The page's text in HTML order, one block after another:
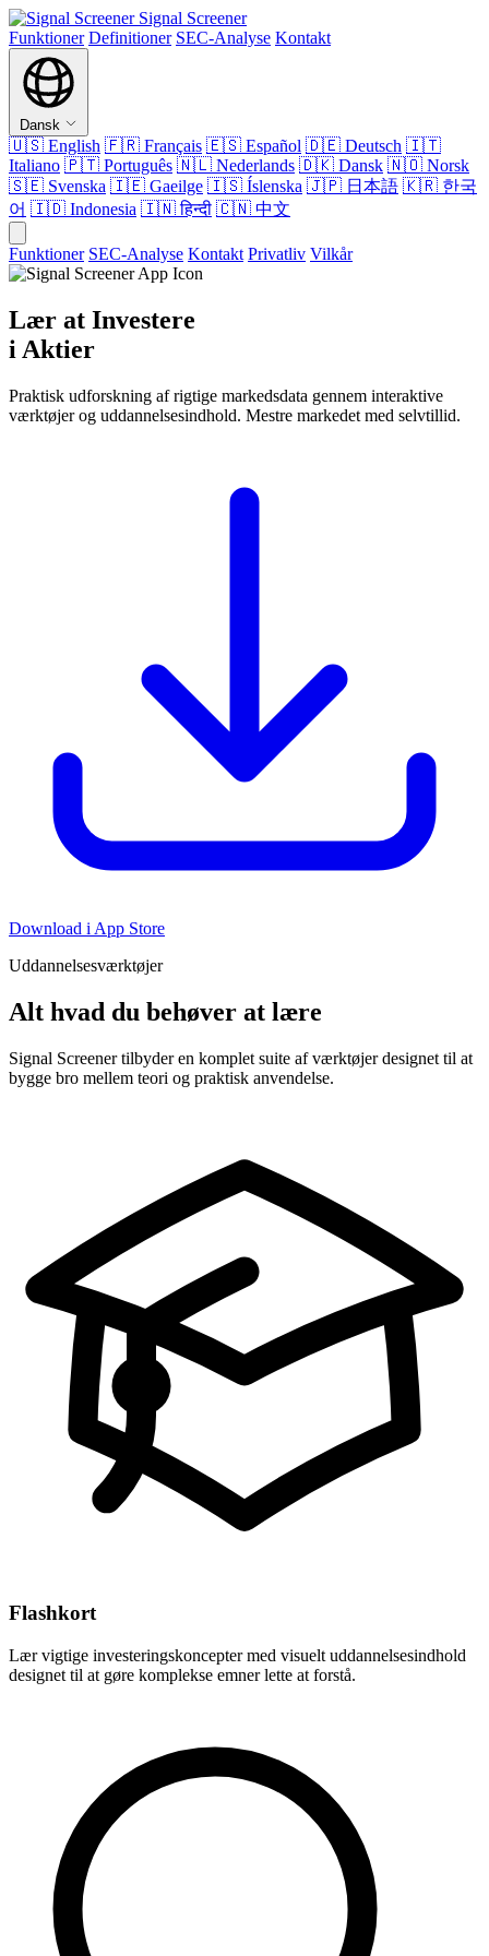
Signal Screener
Funktioner Definitioner SEC-Analyse Kontakt
Dansk
🇺🇸 English 🇫🇷 Français 🇪🇸 Español 🇩🇪 Deutsch 🇮🇹
Italiano 🇵🇹 Português 🇳🇱 Nederlands 🇩🇰 Dansk 🇳🇴 Norsk
🇸🇪 Svenska 🇮🇪 Gaeilge 🇮🇸 Íslenska 🇯🇵 日本語 🇰🇷 한국
어 🇮🇩 Indonesia 🇮🇳हिन्दी 🇨🇳 中文
Funktioner SEC-Analyse Kontakt Privatliv Vilkår
Lær at Investere
i Aktier
Praktisk udforskning af rigtige markedsdata gennem interaktive
værktøjer og uddannelsesindhold. Mestre markedet med selvtillid.
Download i App Store
Uddannelsesværktøjer
Alt hvad du behøver at lære
Signal Screener tilbyder en komplet suite af værktøjer designet til at
bygge bro mellem teori og praktisk anvendelse.
Flashkort
Lær vigtige investeringskoncepter med visuelt uddannelsesindhold
designet til at gøre komplekse emner lette at forstå.